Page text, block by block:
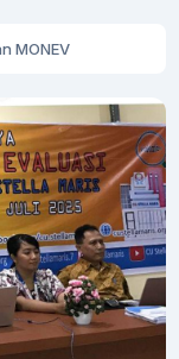
MONEV